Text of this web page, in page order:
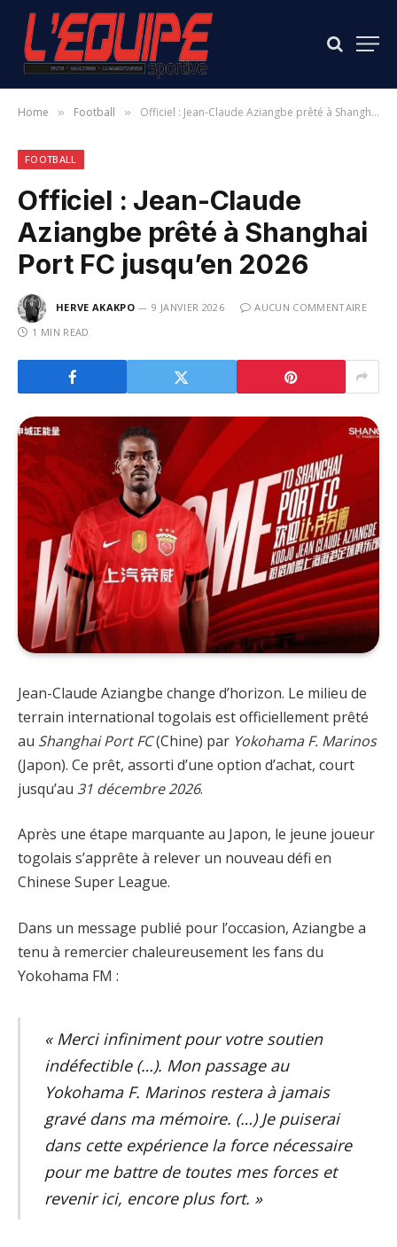
Home » Football » Officiel : Jean-Claude Aziangbe prêté à Shanghai Port FC jusqu’en 2026
FOOTBALL
Officiel : Jean-Claude
Aziangbe prêté à Shanghai
Port FC jusqu’en 2026
HERVE AKAKPO 9 JANVIER 2026
AUCUN COMMENTAIRE
1 MIN READ
Jean-Claude Aziangbe change d’horizon. Le milieu de
terrain international togolais est officiellement prêté
au Shanghai Port FC(Chine) par Yokohama F. Marinos
(Japon). Ce prêt, assorti d’une option d’achat, court
jusqu’au 31 décembre 2026.
Après une étape marquante au Japon, le jeune joueur
togolais s’apprête à relever un nouveau défi en
Chinese Super League.
Dans un message publié pour l’occasion, Aziangbe a
tenu à remercier chaleureusement les fans du
Yokohama FM :
« Merci infiniment pour votre soutien
indéfectible (…). Mon passage au
Yokohama F. Marinos restera à jamais
gravé dans ma mémoire. (…) Je puiserai
dans cette expérience la force nécessaire
pour me battre de toutes mes forces et
revenir ici, encore plus fort. »